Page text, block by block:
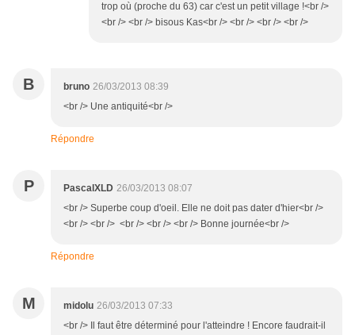
trop où (proche du 63) car c'est un petit village !<br />
<br /> <br /> bisous Kas<br /> <br /> <br /> <br />
B bruno 26/03/2013 08:39
<br /> Une antiquité<br />
Répondre
P PascalXLD 26/03/2013 08:07
<br /> Superbe coup d'oeil. Elle ne doit pas dater d'hier<br />
<br /> <br /> <br /> <br /> <br /> Bonne journée<br />
Répondre
M midolu 26/03/2013 07:33
<br /> Il faut être déterminé pour l'atteindre ! Encore faudrait-il